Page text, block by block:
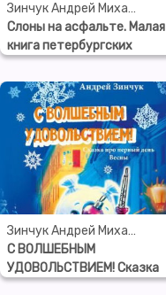
Зинчук Андрей Михайлович
Слоны на асфальте. Малая
книга петербургских
сказок
Зинчук Андрей Михайлович
С ВОЛШЕБНЫМ
УДОВОЛЬСТВИЕМ! Сказка
про первый день Весны